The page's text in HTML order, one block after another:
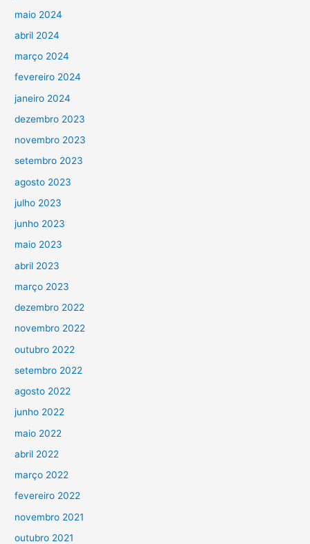
maio 2024
abril 2024
março 2024
fevereiro 2024
janeiro 2024
dezembro 2023
novembro 2023
setembro 2023
agosto 2023
julho 2023
junho 2023
maio 2023
abril 2023
março 2023
dezembro 2022
novembro 2022
outubro 2022
setembro 2022
agosto 2022
junho 2022
maio 2022
abril 2022
março 2022
fevereiro 2022
novembro 2021
outubro 2021